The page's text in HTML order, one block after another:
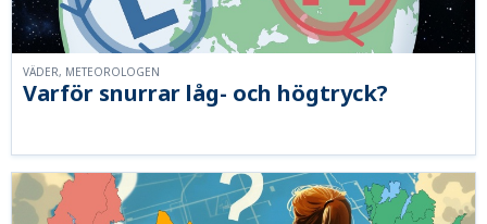
Varför snurrar låg- och högtryck?
VÄDER, METEOROLOGEN